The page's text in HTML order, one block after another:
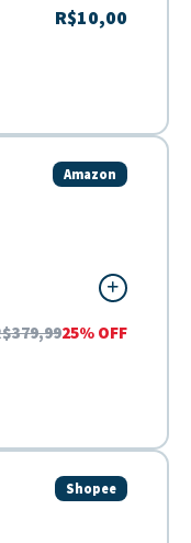
R$10,00
Amazon
25% OFF
Shopee